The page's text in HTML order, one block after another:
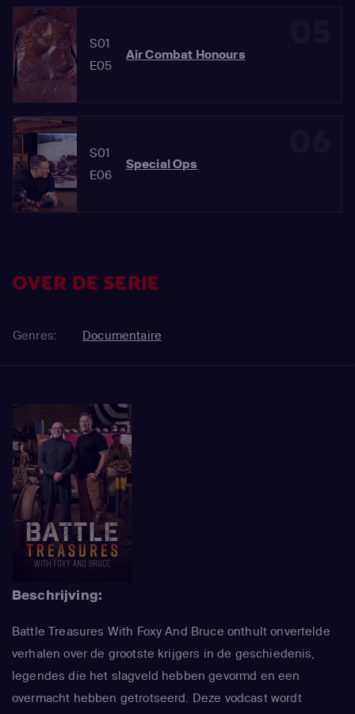
S01
E05
Air Combat Honours
S01
E06
Special Ops
OVER DE SERIE
Genres: Documentaire
Beschrijving:
Battle Treasures With Foxy And Bruce onthult onvertelde
verhalen over de grootste krijgers in de geschiedenis,
legendes die het slagveld hebben gevormd en een
overmacht hebben getrotseerd. Deze vodcast wordt